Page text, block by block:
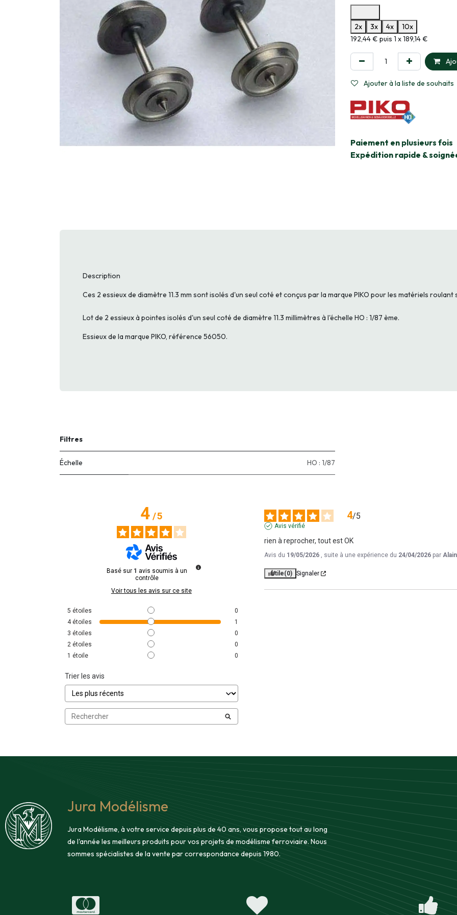
2x
3x 4x
10x
Informations sur le plan de
192,44 € puis 1 x 189,14 €
Ajouter à la liste de souhaits
​Paiement en plusieurs fois
Expédition rapide &
Description
Ces 2 essieux de diamètre 11.3 mm sont isolés d'un seul coté et conçus par la marque PIKO pour les matériels roulant
Lot de 2 essieux à pointes isolés d'un seul coté de diamètre 11.3 millimètres à l'échelle HO : 1/87 ème.
Essieux de la marque PIKO, référence 56050.
Filtres
Échelle HO : 1/87
4/5
Basé sur 1 avis soumis à un
contrôle
Voir tous les avis sur ce site
5 étoiles
0
4 étoiles
1
3 étoiles
0
2 étoiles
0
1 étoile 0
Trier les avis
4/5
Avis vérifié
rien à reprocher, tout est OK
Avis du 19/05/2026 , suite à une expérience du 24/04/2026 par
Utile(0) Signaler
Jura Modélisme
Jura Modélisme, à votre service depuis plus de 40 ans, vous propose tout au long
de l'année les meilleurs produits pour vos projets de modélisme ferroviaire. Nous
sommes spécialistes de la vente par correspondance depuis 1980.